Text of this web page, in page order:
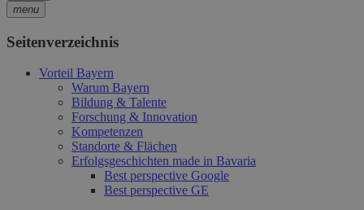
menu
Seitenverzeichnis
Vorteil Bayern
Warum Bayern
Bildung & Talente
Forschung & Innovation
Kompetenzen
Standorte & Flächen
Erfolgsgeschichten made in Bavaria
Best perspective Google
Best perspective GE